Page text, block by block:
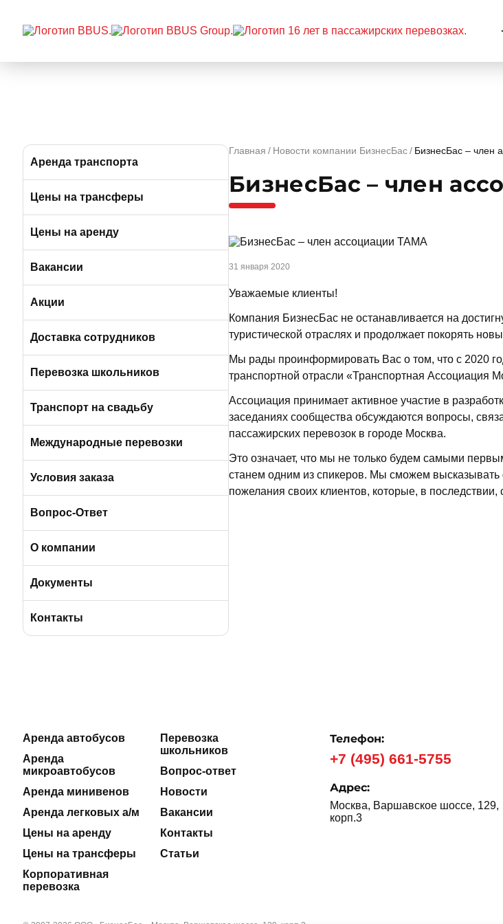
Аренда транспорта
Автобусы (от 39 до 57 мест)
Микроавтобусы (от 9 до 19 мест)
Минивэны (от 5 до 7 мест)
Легковые а/м (от 3 до 4 мест)
Пригородные автобусы
Цены на трансферы
Цены на аренду
Вакансии
Вакансии в Москве
Вакансии в Санкт-Петербурге
Акции
Доставка сотрудников
Автобусами и микроавтобусами
Легковыми авто и минивэнами
Перевозка школьников
Транспорт на свадьбу
Автобусы
Микроавтобусы
Международные перевозки
Условия заказа
Отличия трансфера от аренды
Порядок оплаты услуг
Условия возврата
Вопрос-Ответ
О компании
О компании БизнесБас
BBus Group
Полезные статьи
Документы
Лицензии и удостоверения
Контакты
Главная Новости компании БизнесБас БизнесБас – член
БизнесБас – член
31 января 2020
Уважаемые клиенты!
Компания БизнесБас не останавливается на
туристической отраслях и продолжает покорять
Мы рады проинформировать Вас о том, что с 2020
транспортной отрасли «Транспортная Ассоциация
Ассоциация принимает активное участие в
заседаниях сообщества обсуждаются вопросы,
пассажирских перевозок в городе Москва.
Это означает, что мы не только будем самыми
станем одним из спикеров. Мы сможем высказывать
пожелания своих клиентов, которые, в
Аренда автобусов
Аренда
микроавтобусов
Аренда минивенов
Аренда легковых а/м
Цены на аренду
Цены на трансферы
Корпоративная
перевозка
Перевозка
школьников
Вопрос-ответ
Новости
Вакансии
Контакты
Статьи
Телефон:
+7 (495) 661-5755
Адрес:
Москва, Варшавское шоссе, 129,
корп.3